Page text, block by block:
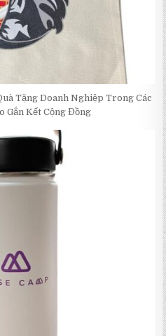
Tặng Doanh Nghiệp Trong Các
Gắn Kết Cộng Đồng